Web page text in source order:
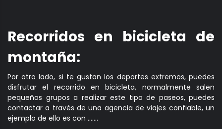
Recorridos en bicicleta de
montaña:
Por otro lado, si te gustan los deportes extremos, puedes
disfrutar el recorrido en bicicleta, normalmente salen
pequeños grupos a realizar este tipo de paseos, puedes
contactar a través de una agencia de viajes confiable, un
ejemplo de ello es con …….